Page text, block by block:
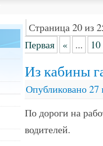
Страница 20 из
Первая
« ... 10
Из кабины
Опубликовано27
По дороги на
водителей.